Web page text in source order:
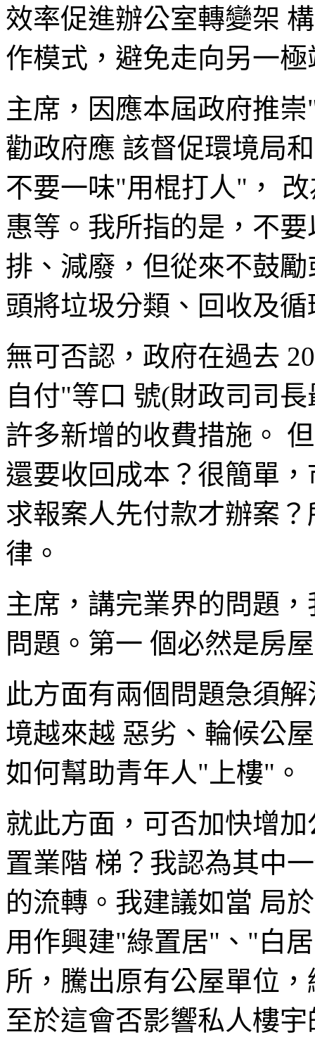
效率促進辦公室轉變架
作模式，避免走向另一
主席，因應本屆政府推
勸政府應 該督促環境局
不要一味"用棍打人"，
惠等。我所指的是，不
排、減廢，但從來不鼓
頭將垃圾分類、回收及
無可否認，政府在過去
自付"等口 號(財政司司
許多新增的收費措施。
還要收回成本？很簡單
求報案人先付款才辦案
律。
主席，講完業界的問題
問題。第一 個必然是房
此方面有兩個問題急須
境越來越 惡劣、輪候公
如何幫助青年人"上樓"。
就此方面，可否加快增
置業階 梯？我認為其中
的流轉。我建議如當 局
用作興建"綠置居"、"白
所，騰出原有公屋單位
至於這會否影響私人樓